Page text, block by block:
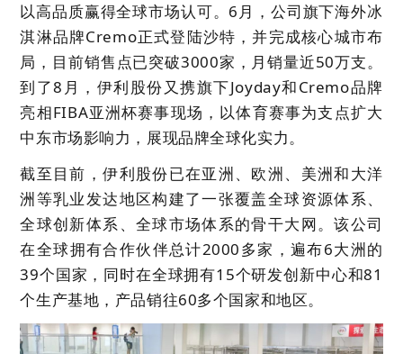
以高品质赢得全球市场认可。6月，公司旗下海外冰
淇淋品牌Cremo正式登陆沙特，并完成核心城市布
局，目前销售点已突破3000家，月销量近50万支。
到了8月，伊利股份又携旗下Joyday和Cremo品牌
亮相FIBA亚洲杯赛事现场，以体育赛事为支点扩大
中东市场影响力，展现品牌全球化实力。
截至目前，伊利股份已在亚洲、欧洲、美洲和大洋
洲等乳业发达地区构建了一张覆盖全球资源体系、
全球创新体系、全球市场体系的骨干大网。该公司
在全球拥有合作伙伴总计2000多家，遍布6大洲的
39个国家，同时在全球拥有15个研发创新中心和81
个生产基地，产品销往60多个国家和地区。